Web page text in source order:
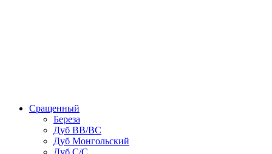
Сращенный
Береза
Дуб ВВ/ВС
Дуб Монгольский
Дуб С/С